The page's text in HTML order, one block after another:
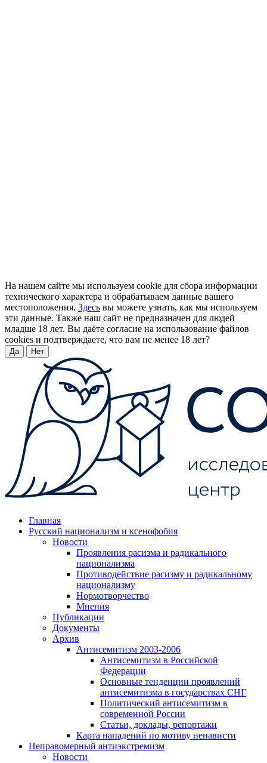
На нашем сайте мы используем cookie для сбора информации
технического характера и обрабатываем данные вашего
местоположения. Здесь вы можете узнать, как мы используем
эти данные. Также наш сайт не предназначен для людей
младше 18 лет. Вы даёте согласие на использование файлов
cookies и подтверждаете, что вам не менее 18 лет?
Да Нет
Главная
Русский национализм и ксенофобия
Новости
Проявления расизма и радикального
национализма
Противодействие расизму и радикальному
национализму
Нормотворчество
Мнения
Публикации
Документы
Архив
Антисемитизм 2003-2006
Антисемитизм в Российской
Федерации
Основные тенденции проявлений
антисемитизма в государствах СНГ
Политический антисемитизм в
современной России
Статьи, доклады, репортажи
Карта нападений по мотиву ненависти
Неправомерный антиэкстремизм
Новости